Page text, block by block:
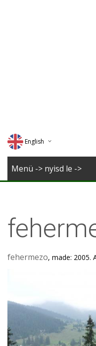
English
Deutsch
Menü -> nyisd le ->
fehermezo, made: 2005.